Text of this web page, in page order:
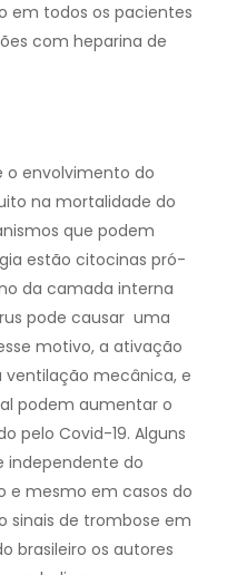
em todos os pacientes
com heparina de
o envolvimento do
na mortalidade do
que podem
estão citocinas pró-
da camada interna
pode causar uma
motivo, a ativação
ventilação mecânica, e
podem aumentar o
pelo Covid-19. Alguns
independente do
e mesmo em casos do
sinais de trombose em
brasileiro os autores